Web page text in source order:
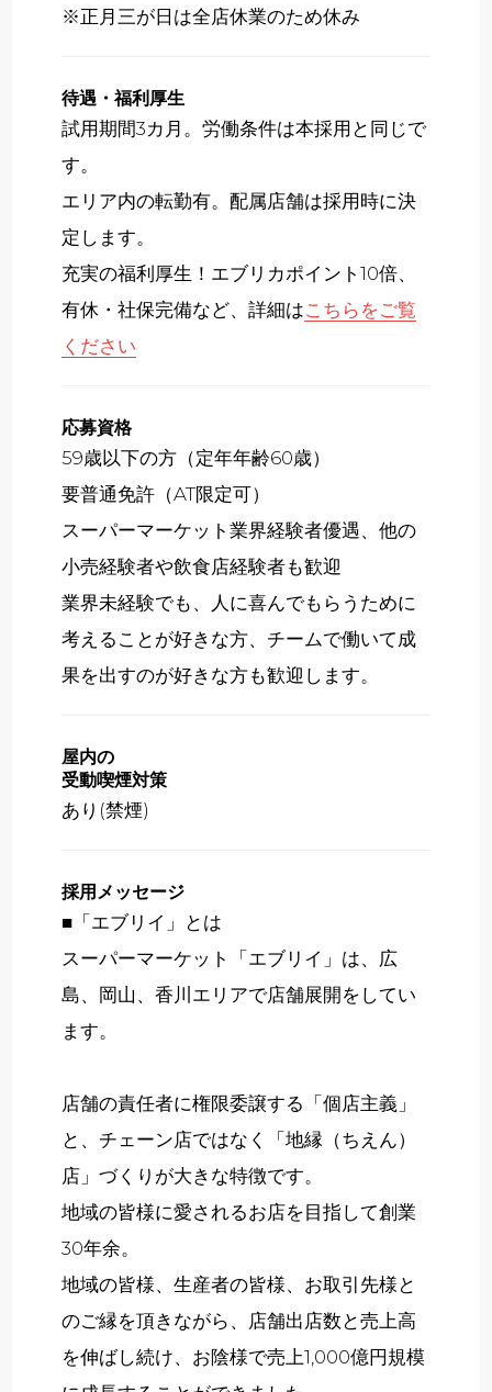
※正月三が日は全店休業のため休み
待遇・福利厚生
試用期間3カ月。労働条件は本採用と同じで
す。
エリア内の転勤有。配属店舗は採用時に決
定します。
充実の福利厚生！エブリカポイント10倍、
有休・社保完備など、詳細はこちらをご覧
ください
応募資格
59歳以下の方（定年年齢60歳）
要普通免許（AT限定可）
スーパーマーケット業界経験者優遇、他の
小売経験者や飲食店経験者も歓迎
業界未経験でも、人に喜んでもらうために
考えることが好きな方、チームで働いて成
果を出すのが好きな方も歓迎します。
屋内の
受動喫煙対策
あり(禁煙)
採用メッセージ
■「エブリイ」とは
スーパーマーケット「エブリイ」は、広
島、岡山、香川エリアで店舗展開をしてい
ます。
店舗の責任者に権限委譲する「個店主義」
と、チェーン店ではなく「地縁（ちえん）
店」づくりが大きな特徴です。
地域の皆様に愛されるお店を目指して創業
30年余。
地域の皆様、生産者の皆様、お取引先様と
のご縁を頂きながら、店舗出店数と売上高
を伸ばし続け、お陰様で売上1,000億円規模